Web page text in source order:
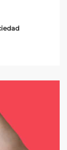
brilla con